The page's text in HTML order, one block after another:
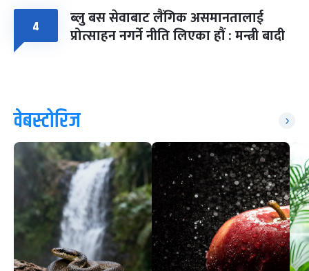
४ ब्लु बस सेवाबाट लैंगिक असमानतालाई
प्रोत्साहन नगर्ने नीति लिएका हौं : मन्त्री बादी
वेबस्टोरिज